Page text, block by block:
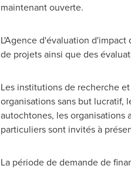
maintenant ouverte.
L'Agence d'évaluation d'impact
de projets ainsi que des
Les institutions de recherche
organisations sans but lucratif,
autochtones, les organisations
particuliers sont invités à
La période de demande de